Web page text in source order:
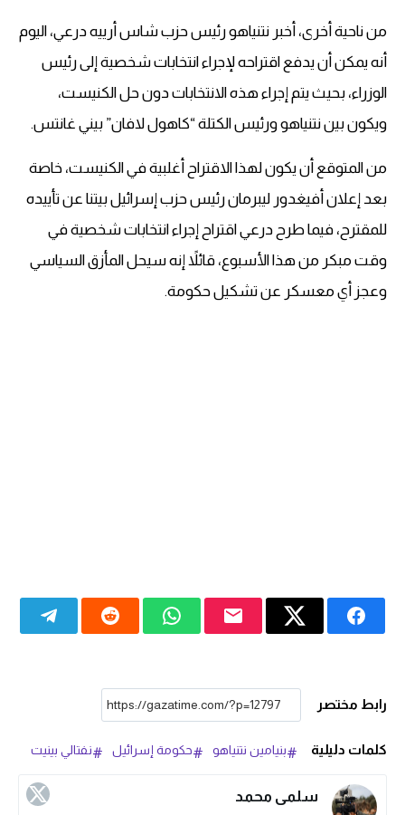
من ناحية أخرى، أخبر نتنياهو رئيس حزب شاس أرييه درعي، اليوم
أنه يمكن أن يدفع اقتراحه لإجراء انتخابات شخصية إلى رئيس
الوزراء، بحيث يتم إجراء هذه الانتخابات دون حل الكنيست،
ويكون بين نتنياهو ورئيس الكتلة “كاهول لافان” بيني غانتس.
من المتوقع أن يكون لهذا الاقتراح أغلبية في الكنيست، خاصة
بعد إعلان أفيغدور ليبرمان رئيس حزب إسرائيل بيتنا عن تأييده
للمقترح، فيما طرح درعي اقتراح إجراء انتخابات شخصية في
وقت مبكر من هذا الأسبوع، قائلاً إنه سيحل المأزق السياسي
وعجز أي معسكر عن تشكيل حكومة.
رابط مختصر
كلمات دليلية بنيامين نتنياهو حكومة إسرائيل نفتالي بينيت
سلمى محمد